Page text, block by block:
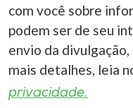
com você sobre
podem ser de seu
envio da
mais detalhes, leia
privacidade.